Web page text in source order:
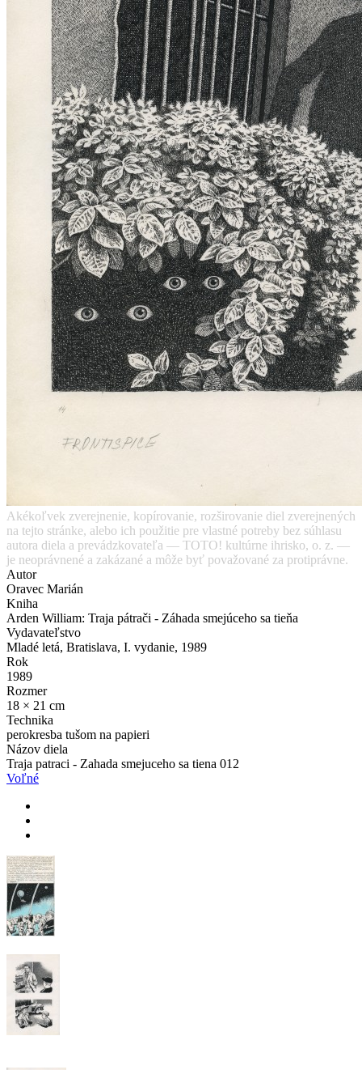
Akékoľvek zverejnenie, kopírovanie, rozširovanie diel zverejnených
na tejto stránke, alebo ich použitie pre vlastné potreby bez súhlasu
autora diela a prevádzkovateľa — TOTO! kultúrne ihrisko, o. z. —
je neoprávnené a zakázané a môže byť považované za protiprávne.
Autor
Oravec Marián
Kniha
Arden William: Traja pátrači - Záhada smejúceho sa tieňa
Vydavateľstvo
Mladé letá, Bratislava, I. vydanie, 1989
Rok
1989
Rozmer
18 × 21 cm
Technika
perokresba tušom na papieri
Názov diela
Traja patraci - Zahada smejuceho sa tiena 012
Voľné